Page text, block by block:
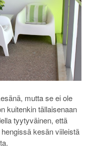
mutta se ei ole
kuitenkin tällaisenaan
tyytyväinen, että
kesän viileistä